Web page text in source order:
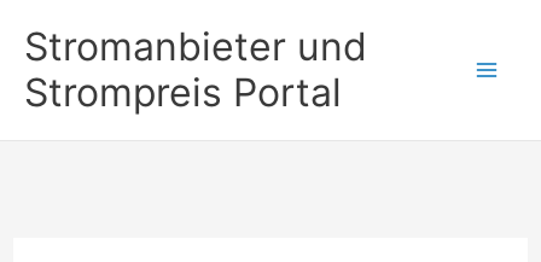
Inhalt
springen
Stromanbieter und
Strompreis Portal